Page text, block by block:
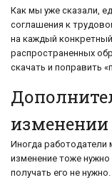
Как мы уже сказали,
соглашения к
на каждый
распространенных
скачать и поправить
изменении
Иногда работодатели
изменение тоже
получать его не